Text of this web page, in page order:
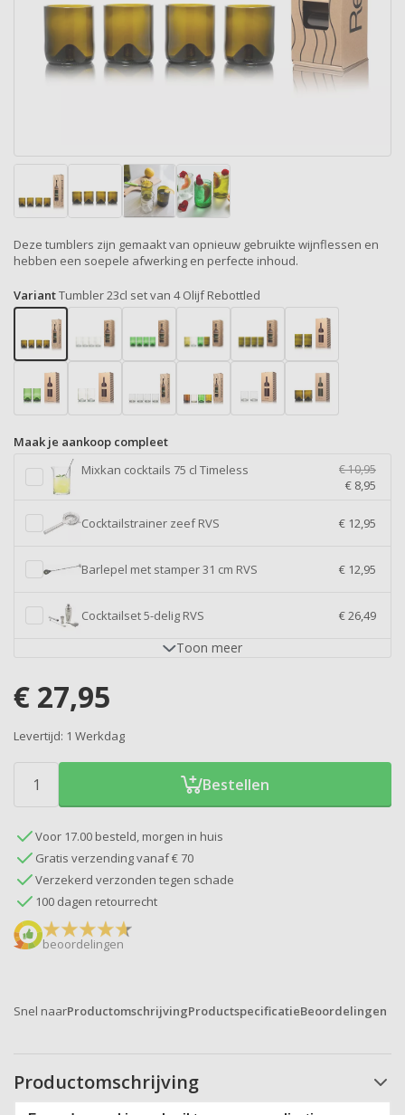
Deze tumblers zijn gemaakt van opnieuw gebruikte wijnflessen en
hebben een soepele afwerking en perfecte inhoud.
VariantTumbler 23cl set van 4 Olijf Rebottled
Maak je aankoop compleet
Mixkan cocktails 75 cl Timeless
€ 8,95
€ 10,95
Cocktailstrainer zeef RVS € 12,95
Barlepel met stamper 31 cm RVS € 12,95
Cocktailset 5-delig RVS € 26,49
Toon meer
€ 27,95
Levertijd: 1 Werkdag
Bestellen
Voor 17.00 besteld, morgen in huis
Gratis verzending vanaf € 70
Verzekerd verzonden tegen schade
100 dagen retourrecht
beoordelingen
Snel naarProductomschrijvingProductspecificatieBeoordelingen
Productomschrijving